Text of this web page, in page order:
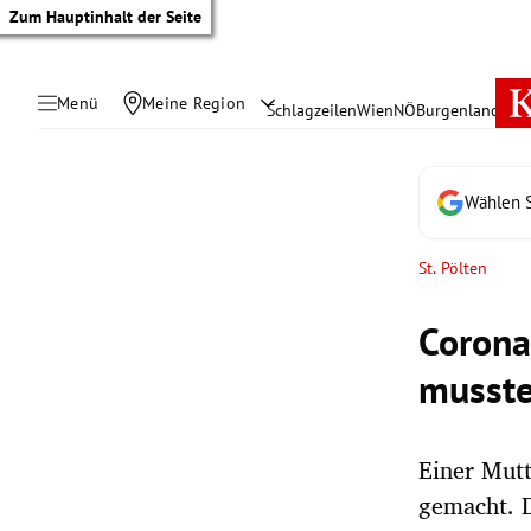
Zum Hauptinhalt der Seite
Menü Meine Region SchlagzeilenWienNÖBurgenland
Wählen
St. Pölten
Einer
gemacht.